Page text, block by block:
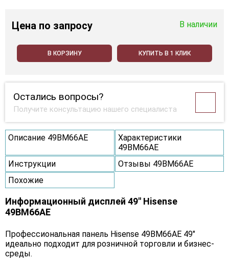
Цена по запросу В наличии
В КОРЗИНУ КУПИТЬ В 1 КЛИК
Остались вопросы?
Получите консультацию нашего специалиста
Описание 49BM66AE
Характеристики
49BM66AE
Инструкции
Отзывы 49BM66AE
Похожие
Информационный дисплей 49" Hisense
49BM66AE
Профессиональная панель Hisense 49BM66AE 49"
идеально подходит для розничной торговли и бизнес-
среды.